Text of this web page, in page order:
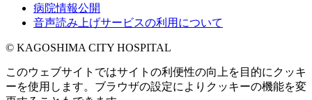
病院情報公開
音声読み上げサービスの利用について
© KAGOSHIMA CITY HOSPITAL
このウェブサイトではサイトの利便性の向上を目的にクッキ
ーを使用します。ブラウザの設定によりクッキーの機能を変